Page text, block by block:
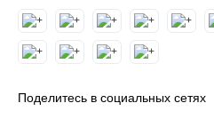
Поделитесь в социальных сетях